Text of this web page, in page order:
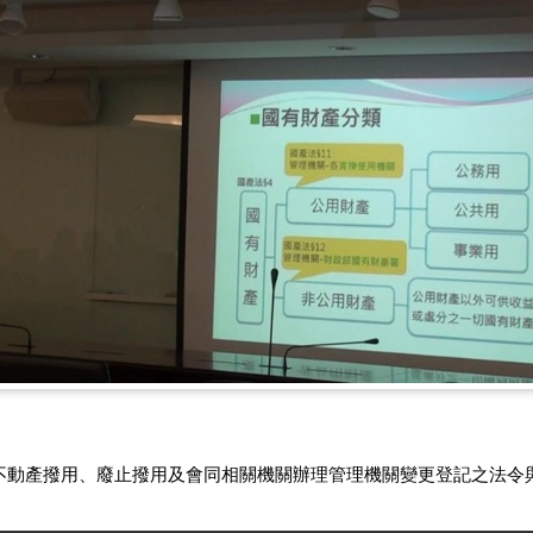
動產撥用、廢止撥用及會同相關機關辦理管理機關變更登記之法令